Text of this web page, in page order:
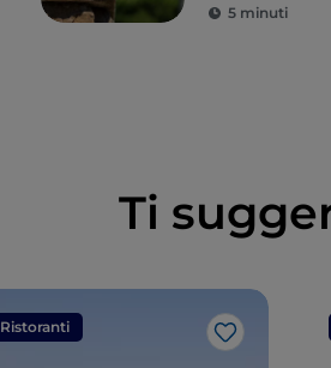
5 minuti
Ti
Ristoranti
Like